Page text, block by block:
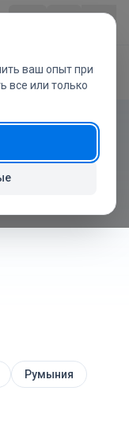
Склад
Румыния
ваш опыт при
все или только